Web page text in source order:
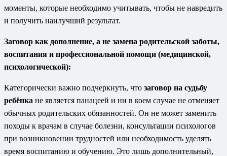
моменты, которые необходимо учитывать, чтобы не навредить
и получить наилучший результат.
Заговор как дополнение, а не замена родительской заботы,
воспитания и профессиональной помощи (медицинской,
психологической):
Категорически важно подчеркнуть, что заговор на судьбу
ребёнка не является панацеей и ни в коем случае не отменяет
обычных родительских обязанностей. Он не может заменить
походы к врачам в случае болезни, консультации психологов
при возникновении трудностей или необходимость уделять
время воспитанию и обучению. Это лишь дополнительный,